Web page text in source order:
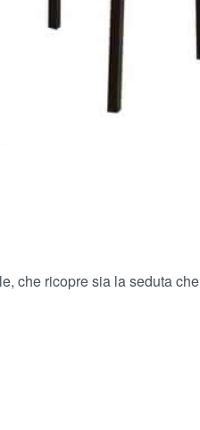
che ricopre sia la seduta che